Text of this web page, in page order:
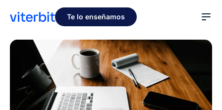
Te lo enseñamos